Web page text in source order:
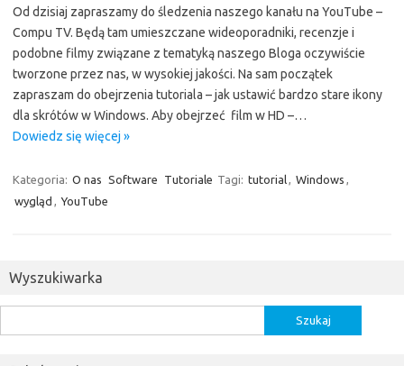
Od dzisiaj zapraszamy do śledzenia naszego kanału na YouTube –
Compu TV. Będą tam umieszczane wideoporadniki, recenzje i
podobne filmy związane z tematyką naszego Bloga oczywiście
tworzone przez nas, w wysokiej jakości. Na sam początek
zapraszam do obejrzenia tutoriala – jak ustawić bardzo stare ikony
dla skrótów w Windows. Aby obejrzeć film w HD –…
Dowiedz się więcej »
Kategoria: O nas Software Tutoriale Tagi: tutorial, Windows ,
wygląd , YouTube
Wyszukiwarka